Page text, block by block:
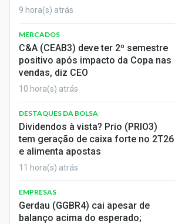
9 hora(s) atrás
MERCADOS
C&A (CEAB3) deve ter 2º semestre
positivo após impacto da Copa nas
vendas, diz CEO
10 hora(s) atrás
DESTAQUES DA BOLSA
Dividendos à vista? Prio (PRIO3)
tem geração de caixa forte no 2T26
e alimenta apostas
11 hora(s) atrás
EMPRESAS
Gerdau (GGBR4) cai apesar de
balanço acima do esperado;